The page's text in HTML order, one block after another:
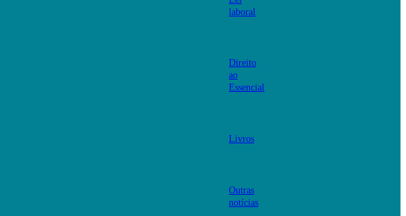
laboral
Direito
ao
Essencial
Livros
Outras
notícias